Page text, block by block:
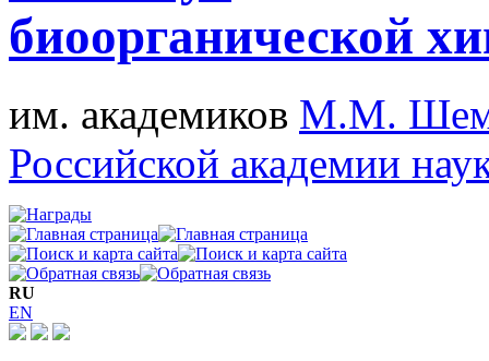
биоорганической
им. академиков М.М.
Российской академии
RU
EN